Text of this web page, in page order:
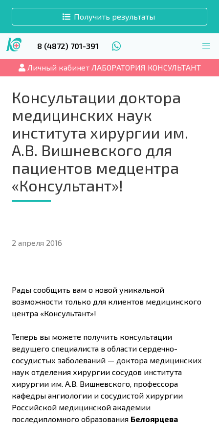
Получить результаты
8 (4872) 701-391
Личный кабинет ЛАБОРАТОРИЯ КОНСУЛЬТАНТ
Консультации доктора
медицинских наук
института хирургии им.
А.В. Вишневского для
пациентов медцентра
«Консультант»!
2 апреля 2016
Рады сообщить вам о новой уникальной
возможности только для клиентов медицинского
центра «Консультант»!
Теперь вы можете получить консультации
ведущего специалиста в области сердечно-
сосудистых заболеваний — доктора медицинских
наук отделения хирургии сосудов института
хирургии им. А.В. Вишневского, профессора
кафедры ангиологии и сосудистой хирургии
Российской медицинской академии
последипломного образования Белоярцева